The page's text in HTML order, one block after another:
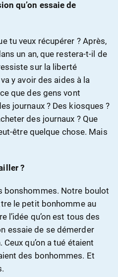
qu’on essaie de
tu veux récupérer ? Après,
un an, que restera-t-il de
sur la liberté
y avoir des aides à la
que des gens vont
journaux ? Des kiosques ?
des journaux ? Que
être quelque chose. Mais
?
bonshommes. Notre boulot
le petit bonhomme au
l’idée qu’on est tous des
essaie de se démerder
Ceux qu’on a tué étaient
des bonhommes. Et